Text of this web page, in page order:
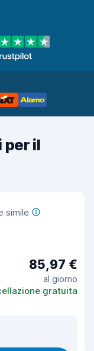
per il
simile
85,97 €
al giorno
gratuita